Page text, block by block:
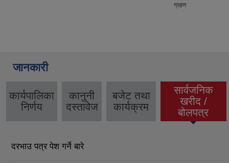
ग्रहण
जानकारी
कार्यपालिका
निर्णय
कानुनी
दस्तावेज
बजेट तथा
कार्यक्रम
सार्वजनिक
खरीद /
बोलपत्र
(active tab)
दरभाउ पत्र पेश गर्ने बारे